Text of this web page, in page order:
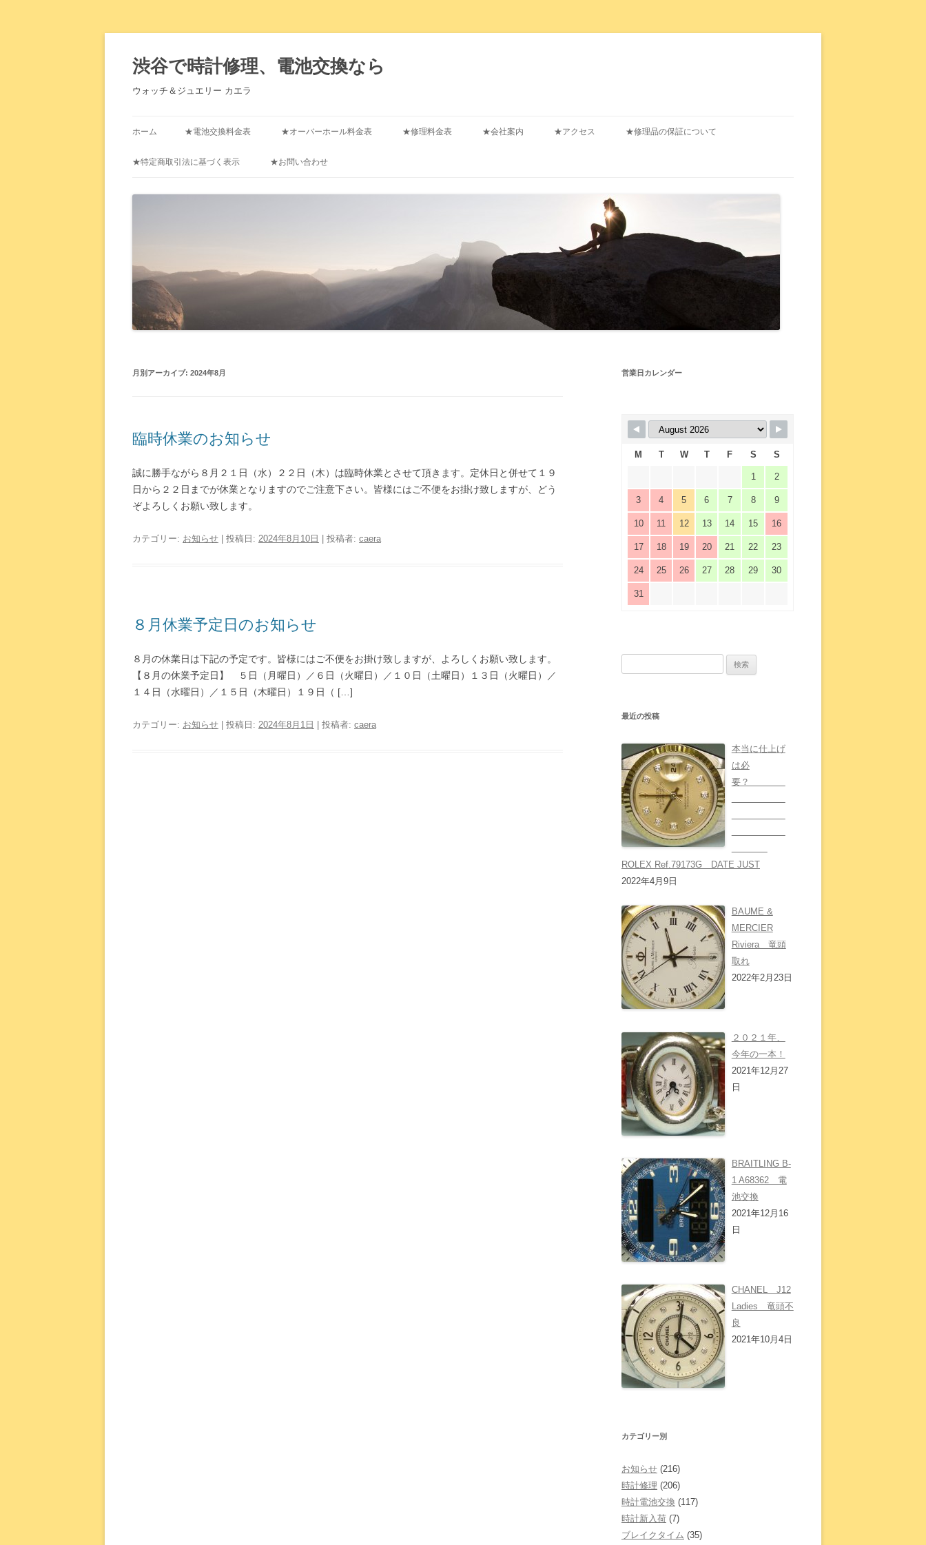
渋谷で時計修理、電池交換なら
ウォッチ＆ジュエリー カエラ
ホーム ★電池交換料金表 ★オーバーホール料金表 ★修理料金表 ★会社案内 ★アクセス ★修理品の保証について
★特定商取引法に基づく表示 ★お問い合わせ
月別アーカイブ: 2024年8月
臨時休業のお知らせ
誠に勝手ながら８月２１日（水）２２日（木）は臨時休業とさせて頂きます。定休日と併せて１９
日から２２日までが休業となりますのでご注意下さい。皆様にはご不便をお掛け致しますが、どう
ぞよろしくお願い致します。
カテゴリー: お知らせ | 投稿日: 2024年8月10日 投稿者: caera
８月休業予定日のお知らせ
８月の休業日は下記の予定です。皆様にはご不便をお掛け致しますが、よろしくお願い致します。
【８月の休業予定日】 ５日（月曜日）／６日（火曜日）／１０日（土曜日）１３日（火曜日）／
１４日（水曜日）／１５日（木曜日）１９日（ […]
カテゴリー: お知らせ | 投稿日: 2024年8月1日 投稿者: caera
営業日カレンダー
M T W T F S S
1 2
3 4 5 6 7 8 9
10 11 12 13 14 15 16
17 18 19 20 21 22 23
24 25 26 27 28 29 30
31
最近の投稿
本当に仕上げ
は必
要？
ROLEX Ref.79173G DATE JUST
2022年4月9日
BAUME &
MERCIER
Riviera 竜頭
取れ
2022年2月23日
２０２１年、
今年の一本！
2021年12月27
日
BRAITLING B-
1 A68362 電
池交換
2021年12月16
日
CHANEL J12
Ladies 竜頭不
良
2021年10月4日
カテゴリー別
お知らせ (216)
時計修理 (206)
時計電池交換 (117)
時計新入荷 (7)
ブレイクタイム (35)